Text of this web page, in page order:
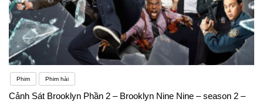
Phim Phim hài
Cảnh Sát Brooklyn Phần 2 – Brooklyn Nine Nine – season 2 –